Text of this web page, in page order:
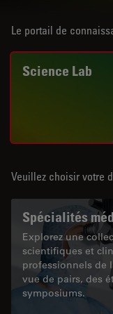
Le portail de
Science Lab
Veuillez choisir votre
Spécialités
Explorez une
scientifiques et
professionnels de
vue de pairs, des
symposiums.